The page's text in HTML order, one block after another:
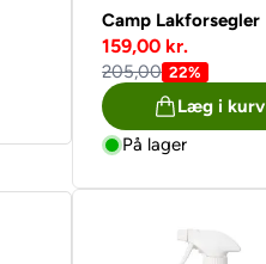
Camp Lakforsegler
159,00 kr.
205,00 22%
Læg i kurv
På lager